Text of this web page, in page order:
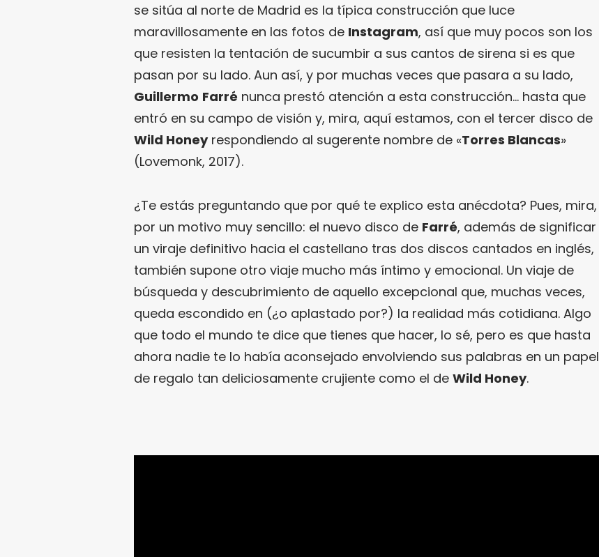
se sitúa al norte de Madrid es la típica construcción que luce
maravillosamente en las fotos de Instagram, así que muy pocos son los
que resisten la tentación de sucumbir a sus cantos de sirena si es que
pasan por su lado. Aun así, y por muchas veces que pasara a su lado,
Guillermo Farré nunca prestó atención a esta construcción… hasta que
entró en su campo de visión y, mira, aquí estamos, con el tercer disco de
Wild Honeyrespondiendo al sugerente nombre de «Torres Blancas»
(Lovemonk, 2017).
¿Te estás preguntando que por qué te explico esta anécdota? Pues, mira,
por un motivo muy sencillo: el nuevo disco de Farré, además de significar
un viraje definitivo hacia el castellano tras dos discos cantados en inglés,
también supone otro viaje mucho más íntimo y emocional. Un viaje de
búsqueda y descubrimiento de aquello excepcional que, muchas veces,
queda escondido en (¿o aplastado por?) la realidad más cotidiana. Algo
que todo el mundo te dice que tienes que hacer, lo sé, pero es que hasta
ahora nadie te lo había aconsejado envolviendo sus palabras en un papel
de regalo tan deliciosamente crujiente como el de Wild Honey.